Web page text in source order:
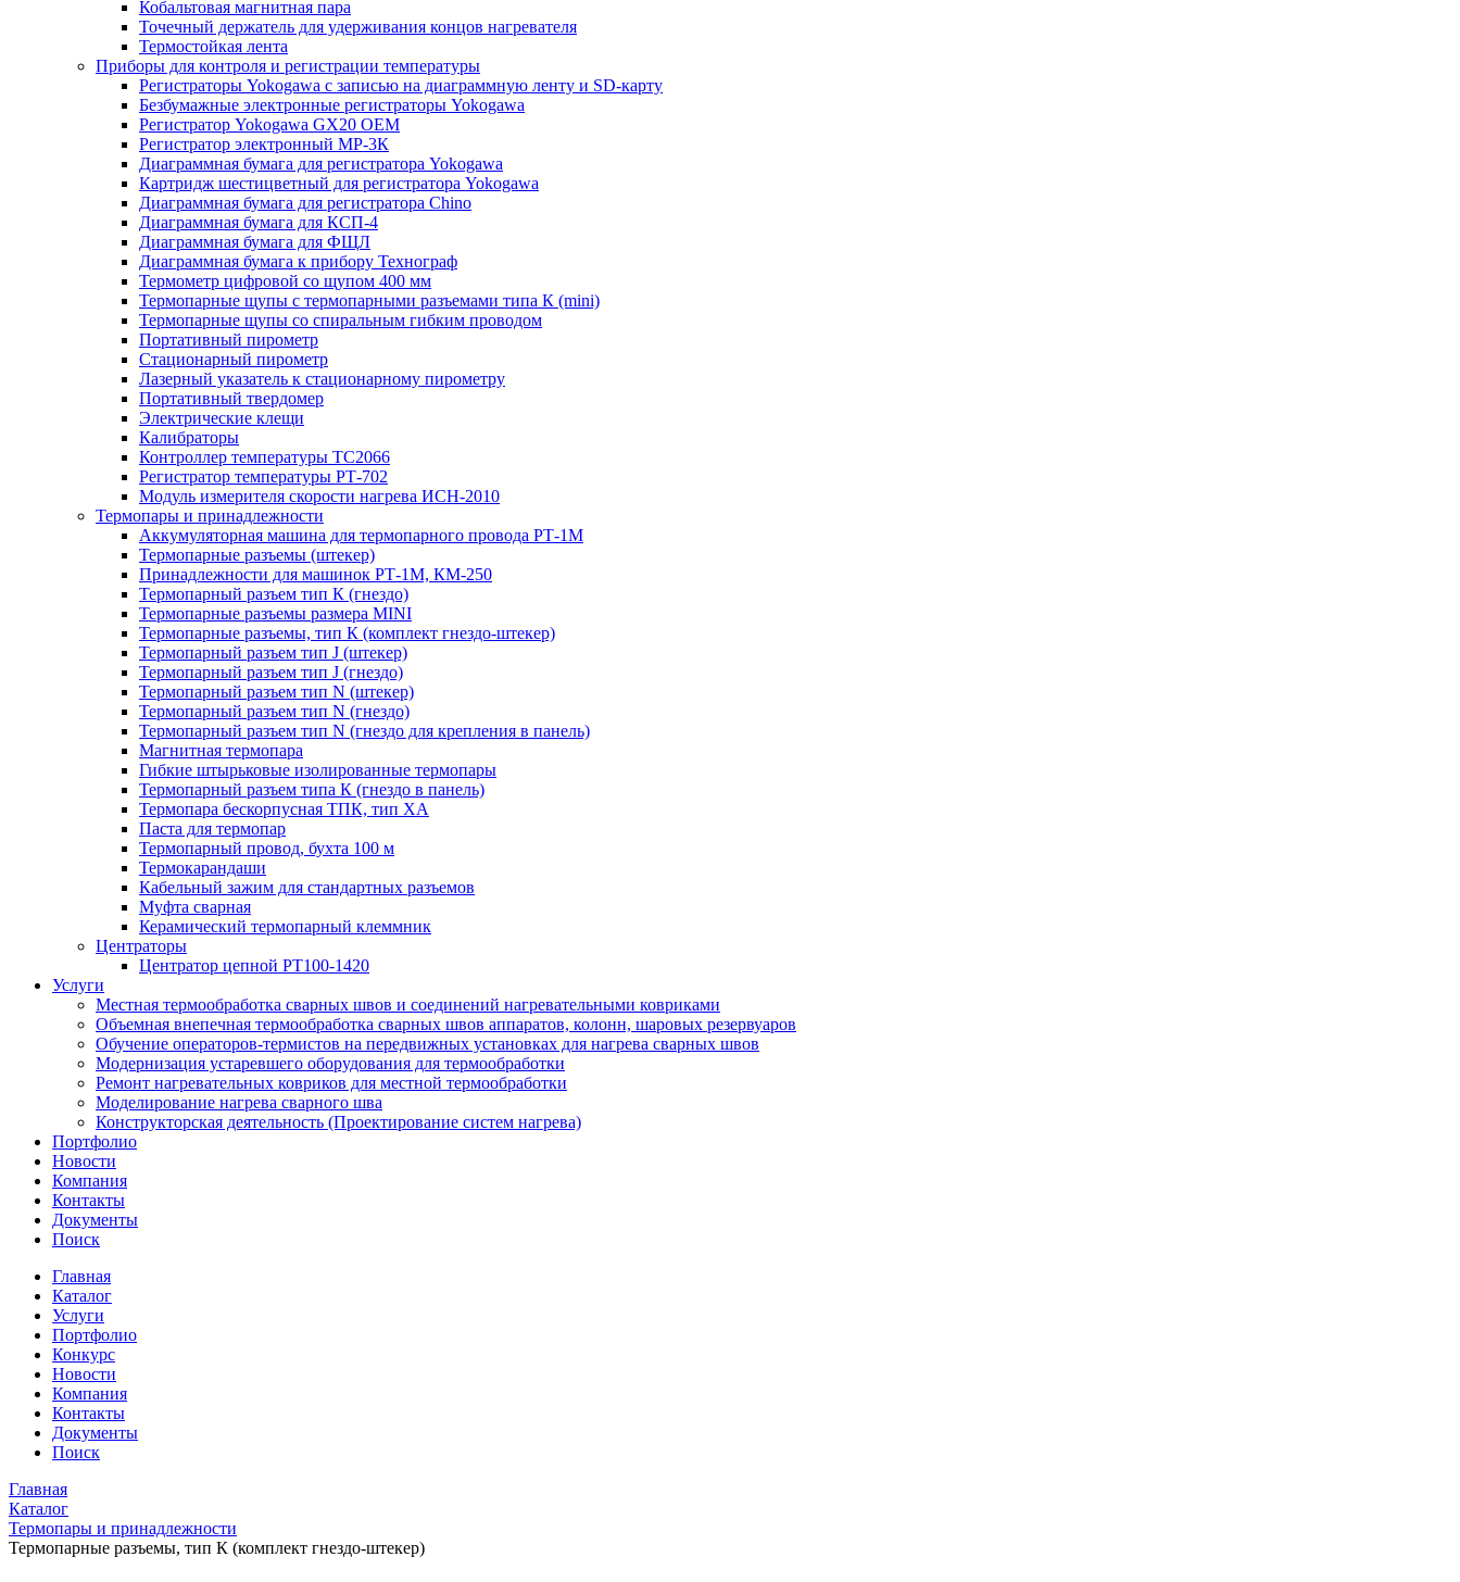
Кобальтовая магнитная пара
Точечный держатель для удерживания концов нагревателя
Термостойкая лента
Приборы для контроля и регистрации температуры
Регистраторы Yokogawa с записью на диаграммную ленту и SD-карту
Безбумажные электронные регистраторы Yokogawa
Регистратор Yokogawa GX20 OEM
Регистратор электронный МР-3К
Диаграммная бумага для регистратора Yokogawa
Картридж шестицветный для регистратора Yokogawa
Диаграммная бумага для регистратора Chino
Диаграммная бумага для КСП-4
Диаграммная бумага для ФЩЛ
Диаграммная бумага к прибору Технограф
Термометр цифровой со щупом 400 мм
Термопарные щупы с термопарными разъемами типа К (mini)
Термопарные щупы со спиральным гибким проводом
Портативный пирометр
Стационарный пирометр
Лазерный указатель к стационарному пирометру
Портативный твердомер
Электрические клещи
Калибраторы
Контроллер температуры ТС2066
Регистратор температуры РТ-702
Модуль измерителя скорости нагрева ИСН-2010
Термопары и принадлежности
Аккумуляторная машина для термопарного провода РТ-1М
Термопарные разъемы (штекер)
Принадлежности для машинок РТ-1М, КМ-250
Термопарный разъем тип К (гнездо)
Термопарные разъемы размера MINI
Термопарные разъемы, тип К (комплект гнездо-штекер)
Термопарный разъем тип J (штекер)
Термопарный разъем тип J (гнездо)
Термопарный разъем тип N (штекер)
Термопарный разъем тип N (гнездо)
Термопарный разъем тип N (гнездо для крепления в панель)
Магнитная термопара
Гибкие штырьковые изолированные термопары
Термопарный разъем типа К (гнездо в панель)
Термопара бескорпусная ТПК, тип ХА
Паста для термопар
Термопарный провод, бухта 100 м
Термокарандаши
Кабельный зажим для стандартных разъемов
Муфта сварная
Керамический термопарный клеммник
Центраторы
Центратор цепной РТ100-1420
Услуги
Местная термообработка сварных швов и соединений нагревательными ковриками
Объемная внепечная термообработка сварных швов аппаратов, колонн, шаровых резервуаров
Обучение операторов-термистов на передвижных установках для нагрева сварных швов
Модернизация устаревшего оборудования для термообработки
Ремонт нагревательных ковриков для местной термообработки
Моделирование нагрева сварного шва
Конструкторская деятельность (Проектирование систем нагрева)
Портфолио
Новости
Компания
Контакты
Документы
Поиск
Главная
Каталог
Услуги
Портфолио
Конкурс
Новости
Компания
Контакты
Документы
Поиск
Главная
Каталог
Термопары и принадлежности
Термопарные разъемы, тип К (комплект гнездо-штекер)